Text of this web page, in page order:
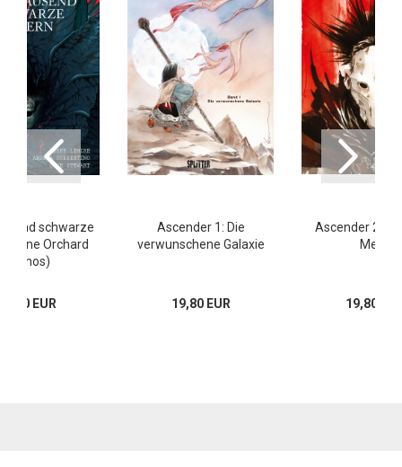
schwarze
(Bone Orchard
Mythos)
EUR
Ascender 1: Die
verwunschene Galaxie
19,80 EUR
Ascender 2:
Meer
19,80